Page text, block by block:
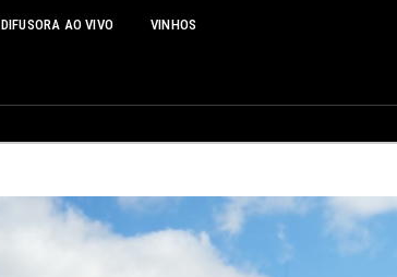
DIFUSORA AO VIVO VINHOS